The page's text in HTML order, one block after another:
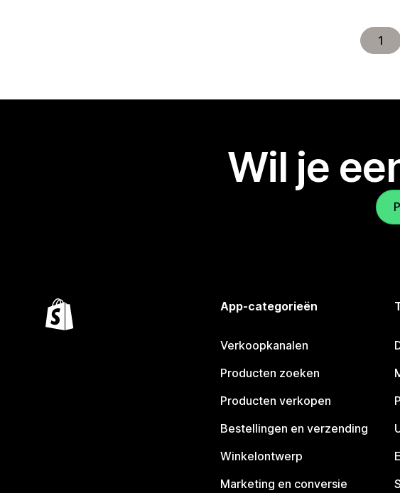
1
Wil je
App-categorieën
Verkoopkanalen
Producten zoeken
Producten verkopen
Bestellingen en verzending
Winkelontwerp
Marketing en conversie